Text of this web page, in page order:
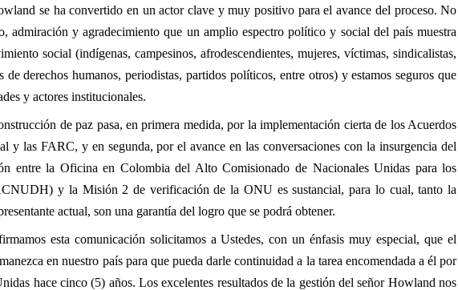
se ha convertido en un actor clave y muy positivo para el avance del proceso. No
admiración y agradecimiento que un amplio espectro político y social del país muestra
social (indígenas, campesinos, afrodescendientes, mujeres, víctimas, sindicalistas,
de derechos humanos, periodistas, partidos políticos, entre otros) y estamos seguros que
y actores institucionales.
de paz pasa, en primera medida, por la implementación cierta de los Acuerdos
y las FARC, y en segunda, por el avance en las conversaciones con la insurgencia del
entre la Oficina en Colombia del Alto Comisionado de Nacionales Unidas para los
y la Misión 2 de verificación de la ONU es sustancial, para lo cual, tanto la
actual, son una garantía del logro que se podrá obtener.
esta comunicación solicitamos a Ustedes, con un énfasis muy especial, que el
en nuestro país para que pueda darle continuidad a la tarea encomendada a él por
hace cinco (5) años. Los excelentes resultados de la gestión del señor Howland nos